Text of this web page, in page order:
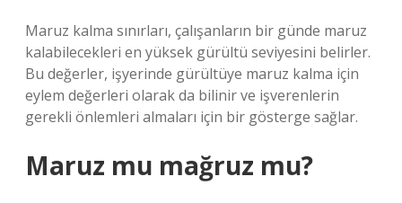
Maruz kalma sınırları, çalışanların bir günde maruz
kalabilecekleri en yüksek gürültü seviyesini belirler.
Bu değerler, işyerinde gürültüye maruz kalma için
eylem değerleri olarak da bilinir ve işverenlerin
gerekli önlemleri almaları için bir gösterge sağlar.
Maruz mu mağruz mu?